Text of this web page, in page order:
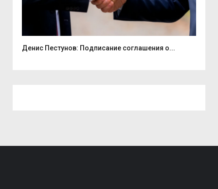
Денис Пестунов: Подписание соглашения о...